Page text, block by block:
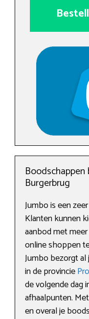
Burgerbrug
Jumbo is een
Klanten kunnen
aanbod met
online shoppen
Jumbo bezorgt
in de provincie
de volgende dag
afhaalpunten.
en overal je